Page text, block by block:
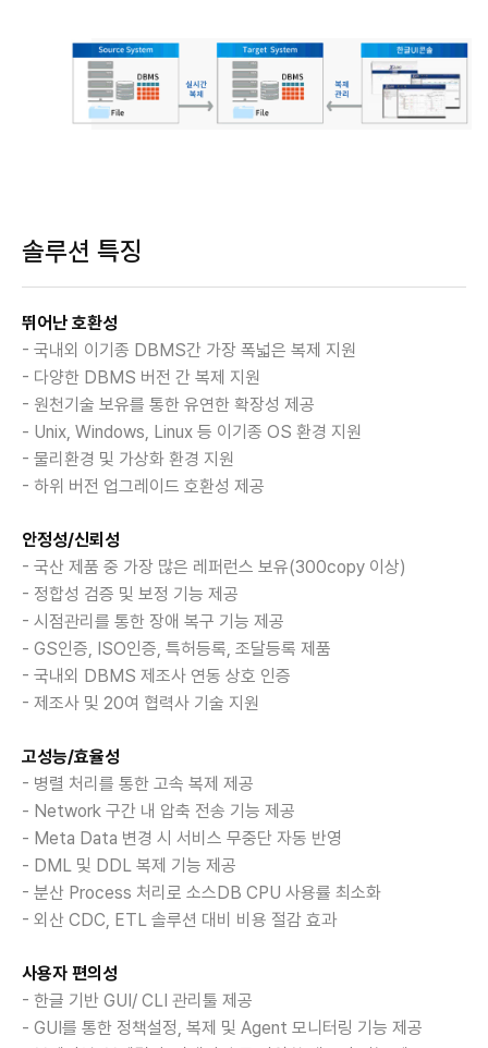
솔루션 특징
뛰어난 호환성
- 국내외 이기종 DBMS간 가장 폭넓은 복제 지원
- 다양한 DBMS 버전 간 복제 지원
- 원천기술 보유를 통한 유연한 확장성 제공
- Unix, Windows, Linux 등 이기종 OS 환경 지원
- 물리환경 및 가상화 환경 지원
- 하위 버전 업그레이드 호환성 제공
안정성/신뢰성
- 국산 제품 중 가장 많은 레퍼런스 보유(300copy 이상)
- 정합성 검증 및 보정 기능 제공
- 시점관리를 통한 장애 복구 기능 제공
- GS인증, ISO인증, 특허등록, 조달등록 제품
- 국내외 DBMS 제조사 연동 상호 인증
- 제조사 및 20여 협력사 기술 지원
고성능/효율성
- 병렬 처리를 통한 고속 복제 제공
- Network 구간 내 압축 전송 기능 제공
- Meta Data 변경 시 서비스 무중단 자동 반영
- DML 및 DDL 복제 기능 제공
- 분산 Process 처리로 소스DB CPU 사용률 최소화
- 외산 CDC, ETL 솔루션 대비 비용 절감 효과
사용자 편의성
- 한글 기반 GUI/ CLI 관리툴 제공
- GUI를 통한 정책설정, 복제 및 Agent 모니터링 기능 제공